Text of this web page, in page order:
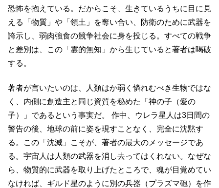
恐怖を抱えている。だからこそ、生きているうちに目に見
える「物質」や「領土」を奪い合い、防衛のために武器を
誇示し、弱肉強食の競争社会に身を投じる。すべての戦争
と差別は、この「霊的無知」から生じていると著者は喝破
する。
著者が言いたいのは、人類はか弱く憐れむべき生物ではな
く、内側に創造主と同じ資質を秘めた「神の子（愛の
子）」であるという事実だ。 作中、ウレラ星人は3日間の
警告の後、地球の前に姿を現すことなく、完全に沈黙す
る。この「沈滅」こそが、著者の最大のメッセージであ
る。宇宙人は人類の武器を消し去ってはくれない。なぜな
ら、物質的に武器を取り上げたところで、魂が目覚めてい
なければ、ギルド星のように別の兵器（プラズマ砲）を作